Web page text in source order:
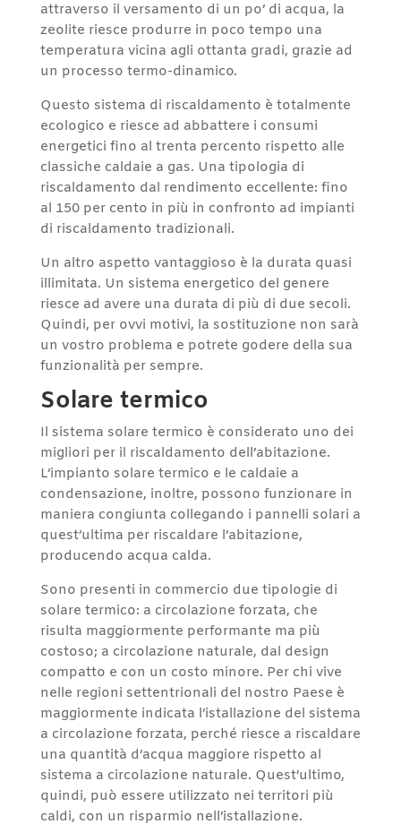
attraverso il versamento di un po’ di acqua, la
zeolite riesce produrre in poco tempo una
temperatura vicina agli ottanta gradi, grazie ad
un processo termo-dinamico.
Questo sistema di riscaldamento è totalmente
ecologico e riesce ad abbattere i consumi
energetici fino al trenta percento rispetto alle
classiche caldaie a gas. Una tipologia di
riscaldamento dal rendimento eccellente: fino
al 150 per cento in più in confronto ad impianti
di riscaldamento tradizionali.
Un altro aspetto vantaggioso è la durata quasi
illimitata. Un sistema energetico del genere
riesce ad avere una durata di più di due secoli.
Quindi, per ovvi motivi, la sostituzione non sarà
un vostro problema e potrete godere della sua
funzionalità per sempre.
Solare termico
Il sistema solare termico è considerato uno dei
migliori per il riscaldamento dell’abitazione.
L’impianto solare termico e le caldaie a
condensazione, inoltre, possono funzionare in
maniera congiunta collegando i pannelli solari a
quest’ultima per riscaldare l’abitazione,
producendo acqua calda.
Sono presenti in commercio due tipologie di
solare termico: a circolazione forzata, che
risulta maggiormente performante ma più
costoso; a circolazione naturale, dal design
compatto e con un costo minore. Per chi vive
nelle regioni settentrionali del nostro Paese è
maggiormente indicata l’istallazione del sistema
a circolazione forzata, perché riesce a riscaldare
una quantità d’acqua maggiore rispetto al
sistema a circolazione naturale. Quest’ultimo,
quindi, può essere utilizzato nei territori più
caldi, con un risparmio nell’istallazione.